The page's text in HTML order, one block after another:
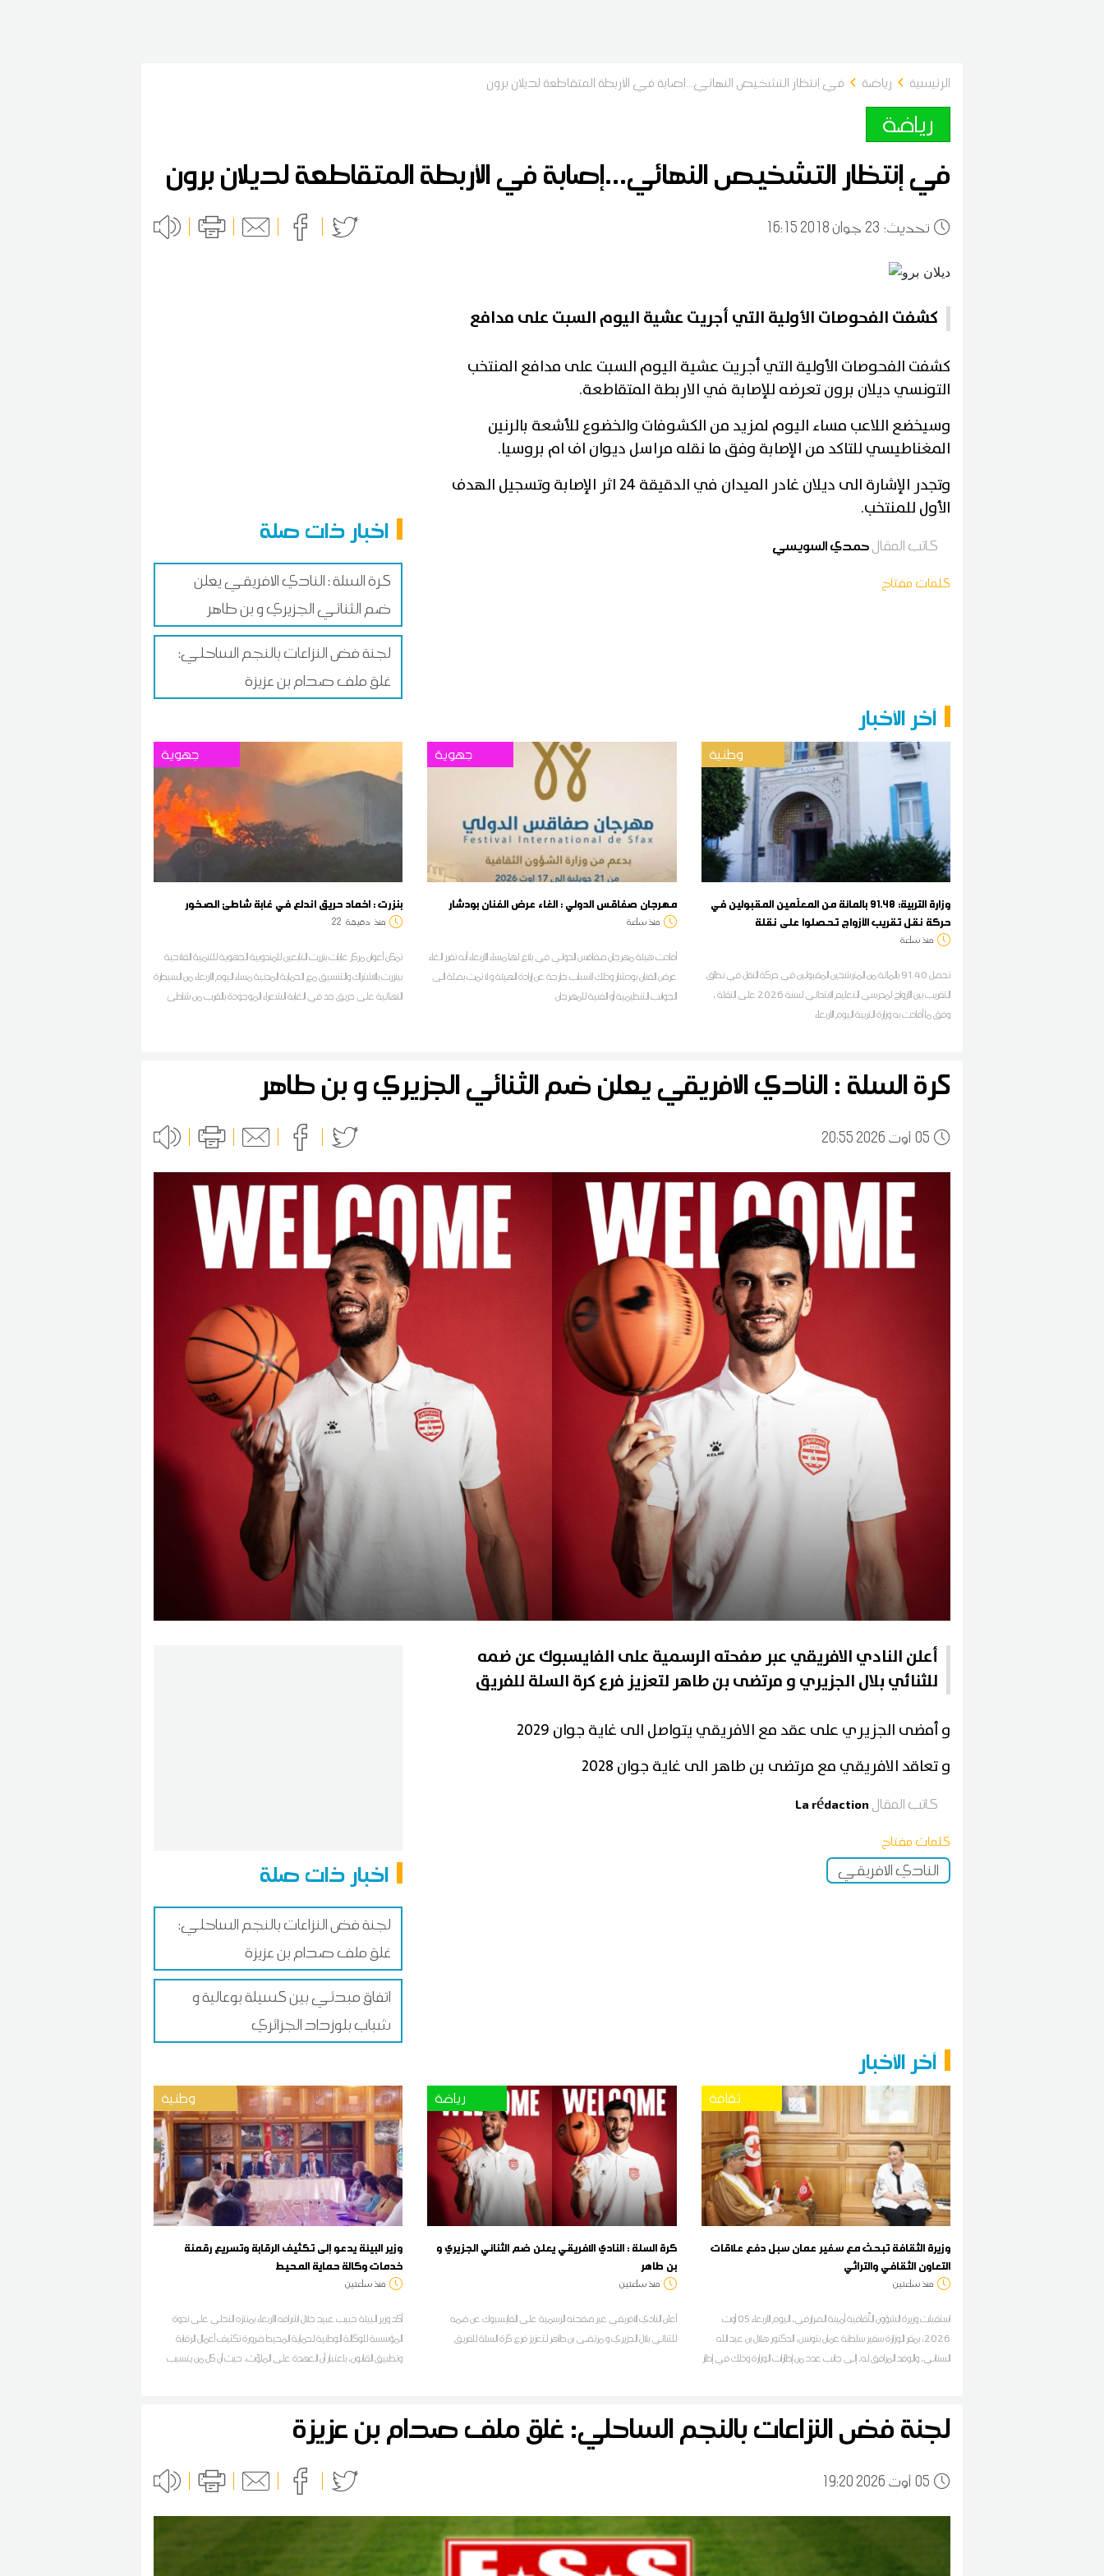
الرئيسية رياضة في إنتظار التشخيص النهائي...إصابة في الأربطة المتقاطعة لديلان برون
رياضة
في إنتظار التشخيص النهائي...إصابة في الأربطة المتقاطعة لديلان برون
:تحديث 23 16:15 2018 جوان
اخبار ذات صلة
كرة السلة : النادي الافريقي يعلن
ضم الثنائي الجزيري و بن طاهر
لجنة فض النزاعات بالنجم الساحلي:
غلق ملف صدام بن عزيزة
كشفت الفحوصات الأولية التي أجريت عشية اليوم السبت على مدافع
كشفت الفحوصات الأولية التي أجريت عشية اليوم السبت على مدافع المنتخب
التونسي ديلان برون تعرضه للإصابة في الاربطة المتقاطعة.
وسيخضع اللاعب مساء اليوم لمزيد من الكشوفات والخضوع للأشعة بالرنين
المغناطيسي للتاكد من الإصابة وفق ما نقله مراسل ديوان اف ام بروسيا.
وتجدر الإشارة الى ديلان غادر الميدان في الدقيقة 24 اثر الإصابة وتسجيل الهدف
الأول للمنتخب.
كاتب المقالحمدي السويسي
كلمات مفتاح
آخر الأخبار
جهوية
بنزرت : اخماد حريق اندلع في غابة شاطئ الصخور
منذ دقيقة 22
تمكن أعوان مركز غابات بنزرت التابعين للمندوبية الجهوية للتنمية الفلاحية
ببنزرت بالاشتراك والتنسيق مع الحماية المدنية مساء اليوم الأربعاء من السيطرة
النهائية على حريق جد في الغابة الشعراء الموجودة بالقرب من شاطئ
جهوية
مهرجان صفاقس الدولي : الغاء عرض الفنان بودشار
منذ ساعة
أفادت هيئة مهرجان صفاقس الدولي في بلاغ لها مساء الأربعاء أنه تقرر الغاء
عرض الفنان بودشار وذلك لأسباب خارجة عن إرادة الهيئة و لا تمت بصلة الى
الجوانب التنظيمية أو الفنية للمهرجان
وطنية
وزارة التربية: 91.40 بالمائة من المعلّمين المقبولين في
حركة نقل تقريب الأزواج تحصلوا على نقلة
منذ ساعة
تحصل 91.40 بالمائة من المترشحين المقبولين في حركة النقل في نطاق
التقريب بين الأزواج لمدرسي التعليم الابتدائي لسنة 2026 على النقلة ،
وفق ما أفادت به وزارة التربية اليوم الأربعاء
كرة السلة : النادي الافريقي يعلن ضم الثنائي الجزيري و بن طاهر
0520:55 2026 أوت
اخبار ذات صلة
لجنة فض النزاعات بالنجم الساحلي:
غلق ملف صدام بن عزيزة
اتفاق مبدئي بين كسيلة بوعالية و
شباب بلوزداد الجزائري
أعلن النادي الافريقي عبر صفحته الرسمية على الفايسبوك عن ضمه
للثنائي بلال الجزيري و مرتضى بن طاهر لتعزيز فرع كرة السلة للفريق
و أمضى الجزيري على عقد مع الافريقي يتواصل الى غاية جوان 2029
و تعاقد الافريقي مع مرتضى بن طاهر الى غاية جوان 2028
كاتب المقال La rédaction
كلمات مفتاح
النادي الافريقي
آخر الأخبار
وطنية
وزير البيئة يدعو إلى تكثيف الرقابة وتسريع رقمنة
خدمات وكالة حماية المحيط
منذ ساعتين
أكد وزير البيئة حبيب عبيد خلال اشرافه الأربعاء بمنتزه النحلي على ندوة
المؤسسة للوكالة الوطنية لحماية المحيط ضرورة تكثيف أعمال الرقابة
وتطبيق القانون، باعتبار أن العهدة على الملوّث، حيث أن كل من يتسبب
رياضة
كرة السلة : النادي الافريقي يعلن ضم الثنائي الجزيري و
بن طاهر
منذ ساعتين
أعلن النادي الافريقي عبر صفحته الرسمية على الفايسبوك عن ضمه
للثنائي بلال الجزيري و مرتضى بن طاهر لتعزيز فرع كرة السلة للفريق
ثقافة
وزيرة الثقافة تبحث مع سفير عمان سبل دفع علاقات
التعاون الثقافي والتراثي
منذ ساعتين
استقبلت وزيرة الشؤون الثّقافية أمينة الصرارفي، اليوم الأربعاء 05 أوت
2026، بمقر الوزارة سفير سلطنة عمان بتونس، الدكتور هلال بن عبد الله
السناني، والوفد المرافق له، إلى جانب عدد من إطارات الوزارة وذلك في إطار
لجنة فض النزاعات بالنجم الساحلي: غلق ملف صدام بن عزيزة
0519:20 2026 أوت